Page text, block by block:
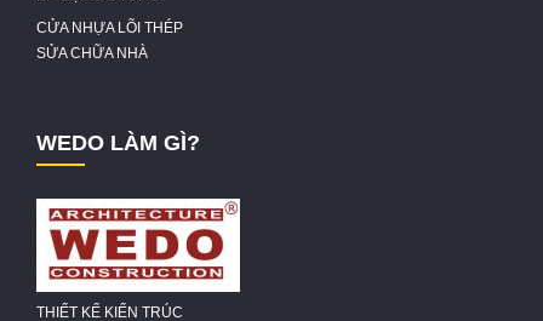
CỬA NHỰA LÕI THÉP
SỬA CHỮA NHÀ
WEDO LÀM GÌ?
THIẾT KẾ KIẾN TRÚC